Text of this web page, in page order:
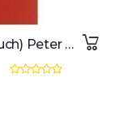
AMA Verlag Spiel Akkordeon (Lehrbuch) Peter Michael Haas